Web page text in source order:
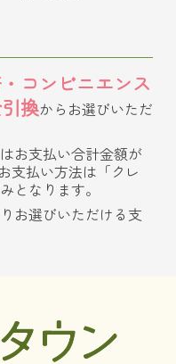
コンビニエンス
換からお選びいただ
お支払い合計金額が
支払い方法は「クレ
となります。
お選びいただける支